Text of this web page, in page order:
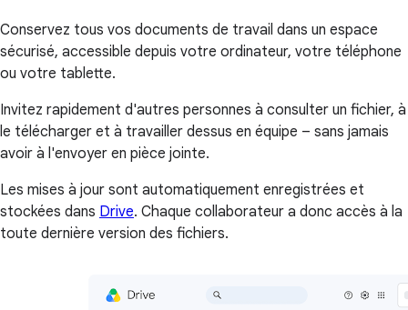
Conservez tous vos documents de travail dans un espace
sécurisé, accessible depuis votre ordinateur, votre téléphone
ou votre tablette.
Invitez rapidement d'autres personnes à consulter un fichier, à
le télécharger et à travailler dessus en équipe – sans jamais
avoir à l'envoyer en pièce jointe.
Les mises à jour sont automatiquement enregistrées et
stockées dans Drive. Chaque collaborateur a donc accès à la
toute dernière version des fichiers.